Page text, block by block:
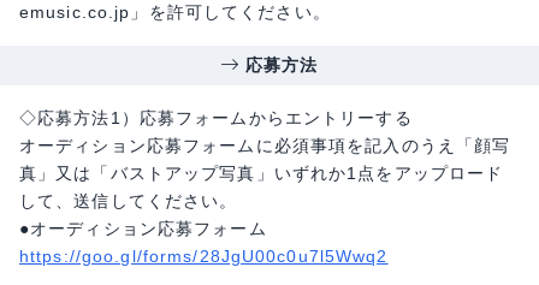
emusic.co.jp」を許可してください。
応募方法
◇応募方法1）応募フォームからエントリーする
オーディション応募フォームに必須事項を記入のうえ「顔写
真」又は「バストアップ写真」いずれか1点をアップロード
して、送信してください。
●オーディション応募フォーム
https://goo.gl/forms/28JgU00c0u7l5Wwq2